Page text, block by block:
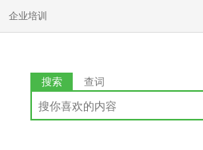
企业培训
搜索 查词